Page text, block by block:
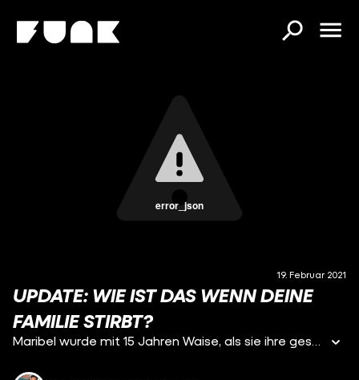
error_json
19. Februar 2021
UPDATE: WIE IST DAS WENN DEINE
FAMILIE STIRBT?
Maribel wurde mit 15 Jahren Waise, als sie ihre gesamte Familie bei einem schrecklichen Autounfall verloren hat. Sie erzählt mir davon, wie sie es geschafft hat damit umzugehen, wie das alles ihr Leben beeinflusst hat und wie sie 2020 bei Germany’s Next Topmodel den 8. Platz geholt hat.